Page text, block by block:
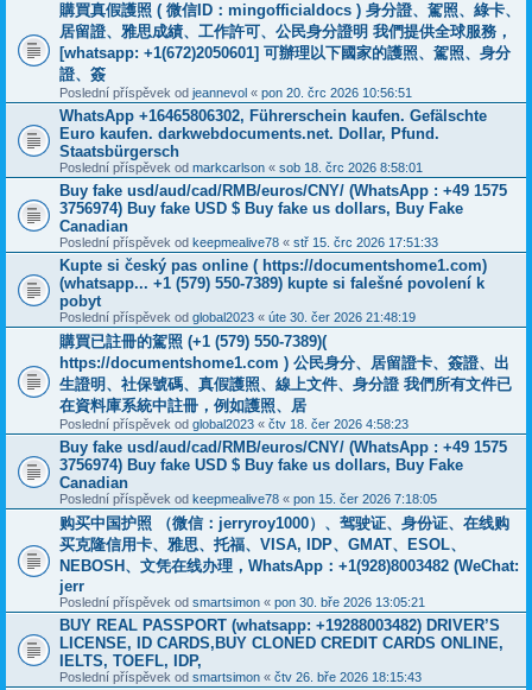
購買真假護照 ( 微信ID：mingofficialdocs ) 身分證、駕照、綠卡、
居留證、雅思成績、工作許可、公民身分證明 我們提供全球服務，
[whatsapp: +1(672)2050601] 可辦理以下國家的護照、駕照、身分
證、簽
Poslední příspěvek od jeannevol « pon 20. črc 2026 10:56:51
WhatsApp +16465806302, Führerschein kaufen. Gefälschte
Euro kaufen. darkwebdocuments.net. Dollar, Pfund.
Staatsbürgersch
Poslední příspěvek od markcarlson « sob 18. črc 2026 8:58:01
Buy fake usd/aud/cad/RMB/euros/CNY/ (WhatsApp : +49 1575
3756974) Buy fake USD $ Buy fake us dollars, Buy Fake
Canadian
Poslední příspěvek od keepmealive78 « stř 15. črc 2026 17:51:33
Kupte si český pas online ( https://documentshome1.com)
(whatsapp... +1 (579) 550-7389) kupte si falešné povolení k
pobyt
Poslední příspěvek od global2023 « úte 30. čer 2026 21:48:19
購買已註冊的駕照 (+1 (579) 550-7389)(
https://documentshome1.com ) 公民身分、居留證卡、簽證、出
生證明、社保號碼、真假護照、線上文件、身分證 我們所有文件已
在資料庫系統中註冊，例如護照、居
Poslední příspěvek od global2023 « čtv 18. čer 2026 4:58:23
Buy fake usd/aud/cad/RMB/euros/CNY/ (WhatsApp : +49 1575
3756974) Buy fake USD $ Buy fake us dollars, Buy Fake
Canadian
Poslední příspěvek od keepmealive78 « pon 15. čer 2026 7:18:05
购买中国护照 （微信：jerryroy1000）、驾驶证、身份证、在线购
买克隆信用卡、雅思、托福、VISA, IDP、GMAT、ESOL、
NEBOSH、文凭在线办理，WhatsApp：+1(928)8003482 (WeChat:
jerr
Poslední příspěvek od smartsimon « pon 30. bře 2026 13:05:21
BUY REAL PASSPORT (whatsapp: +19288003482) DRIVER’S
LICENSE, ID CARDS,BUY CLONED CREDIT CARDS ONLINE,
IELTS, TOEFL, IDP,
Poslední příspěvek od smartsimon « čtv 26. bře 2026 18:15:43